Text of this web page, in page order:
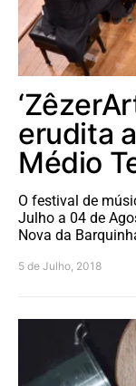
erudita
Médio
O festival de
Julho a 04 de
Nova da
5 de Julho, 2018